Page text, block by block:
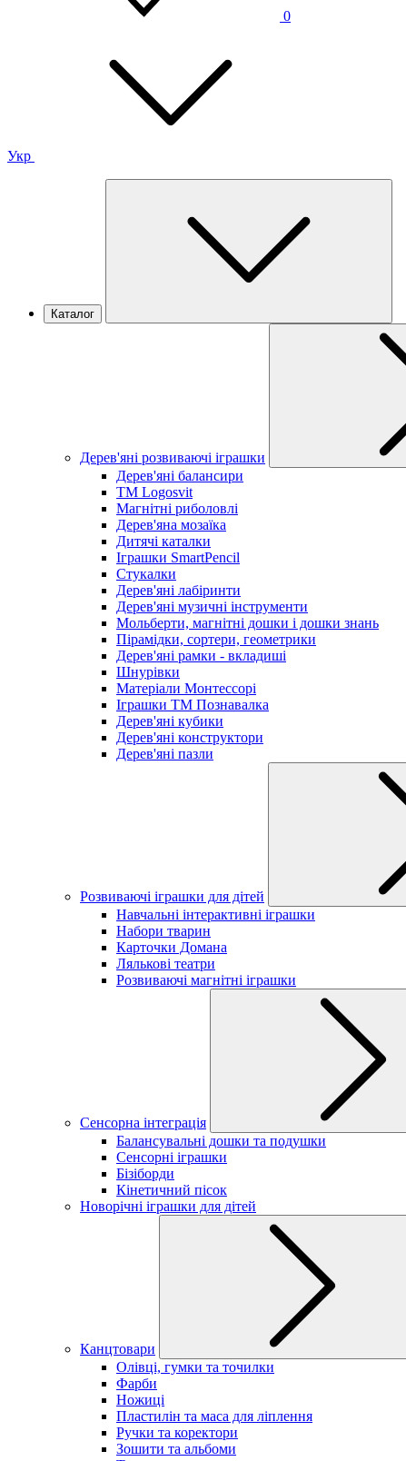
0
Укр
Каталог
Дерев'яні розвиваючі іграшки
Дерев'яні балансири
TM Logosvit
Магнітні риболовлі
Дерев'яна мозаїка
Дитячі каталки
Іграшки SmartPencil
Стукалки
Дерев'яні лабіринти
Дерев'яні музичні інструменти
Мольберти, магнітні дошки і дошки знань
Пірамідки, сортери, геометрики
Дерев'яні рамки - вкладиші
Шнурівки
Матеріали Монтессорі
Іграшки ТМ Познавалка
Дерев'яні кубики
Дерев'яні конструктори
Дерев'яні пазли
Розвиваючі іграшки для дітей
Навчальні інтерактивні іграшки
Набори тварин
Карточки Домана
Лялькові театри
Розвиваючі магнітні іграшки
Сенсорна інтеграція
Балансувальні дошки та подушки
Сенсорні іграшки
Бізіборди
Кінетичний пісок
Новорічні іграшки для дітей
Канцтовари
Олівці, гумки та точилки
Фарби
Ножиці
Пластилін та маса для ліплення
Ручки та коректори
Зошити та альбоми